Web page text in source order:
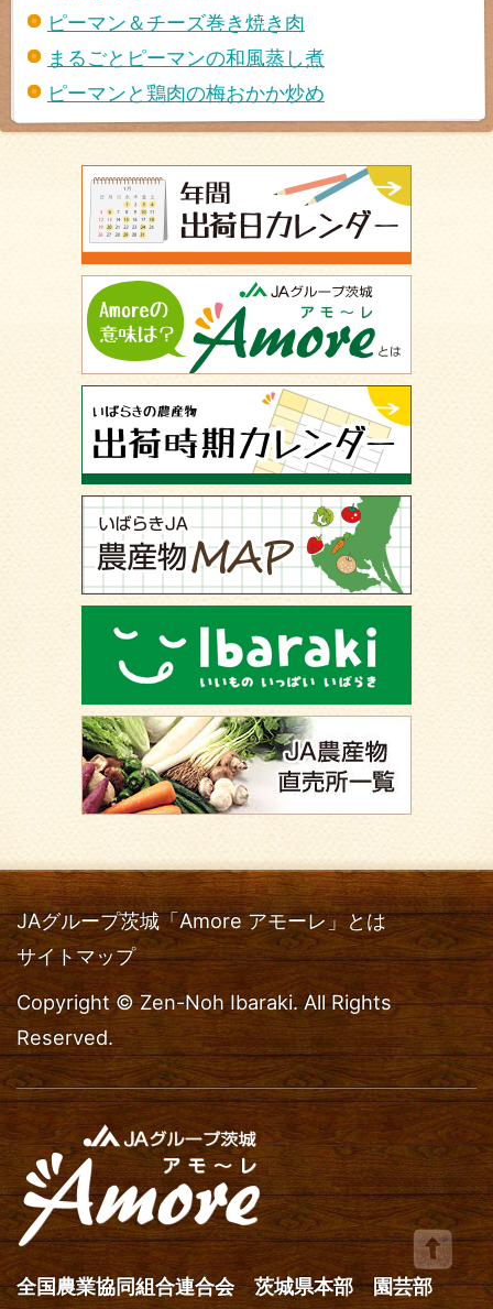
ピーマン＆チーズ巻き焼き肉
まるごとピーマンの和風蒸し煮
ピーマンと鶏肉の梅おかか炒め
JAグループ茨城「Amore アモーレ」とは
サイトマップ
Copyright © Zen-Noh Ibaraki. All Rights
Reserved.
全国農業協同組合連合会 茨城県本部 園芸部